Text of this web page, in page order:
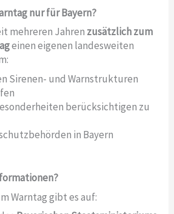
nur für Bayern?
mehreren Jahren zusätzlich zum
einen eigenen landesweiten
Sirenen- und Warnstrukturen
berücksichtigen zu
in Bayern
Warntag gibt es auf: